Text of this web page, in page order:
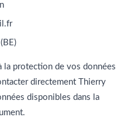
la protection de vos données
directement Thierry
disponibles dans la